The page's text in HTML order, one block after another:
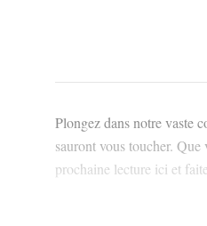
Plongez dans notre vaste
sauront vous toucher.
prochaine lecture ici et